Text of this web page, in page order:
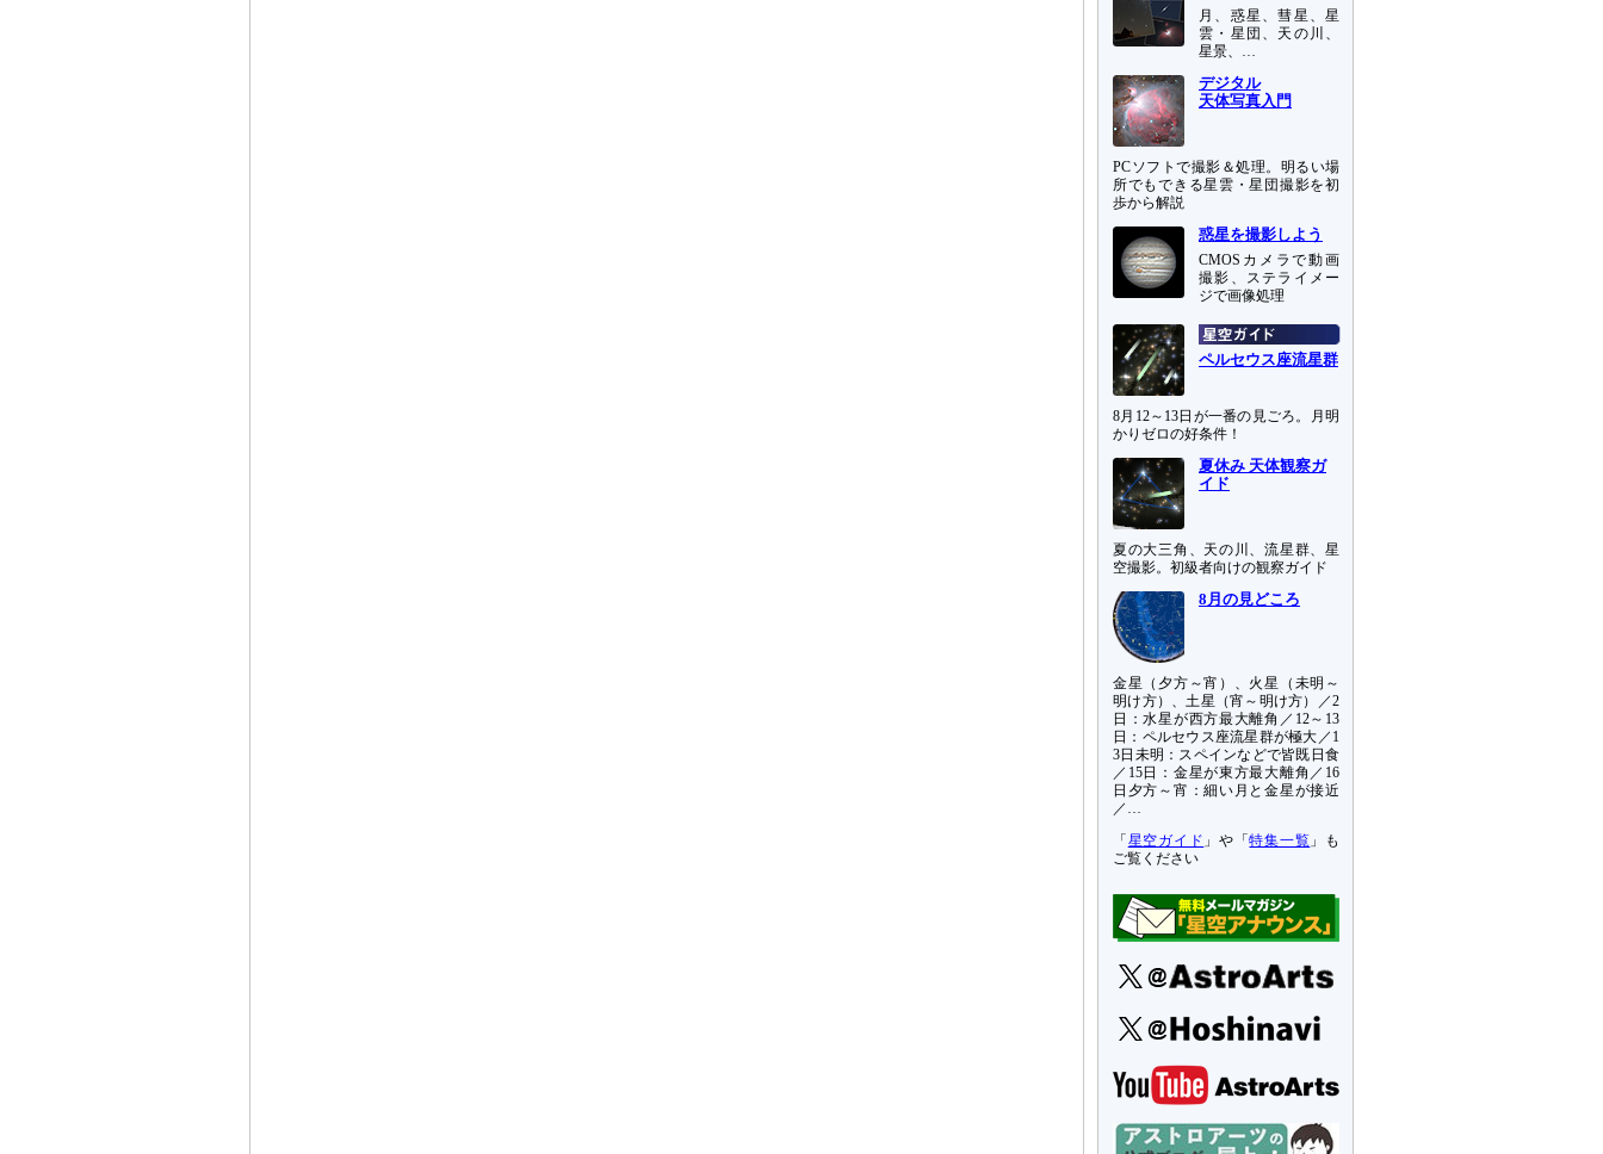
月、惑星、彗星、星
雲・星団、天の川、
星景、…
デジタル
天体写真入門
PCソフトで撮影＆処理。明るい場
所でもできる星雲・星団撮影を初
歩から解説
惑星を撮影しよう
CMOSカメラで動画
撮影、ステライメー
ジで画像処理
ペルセウス座流星群
8月12～13日が一番の見ごろ。月明
かりゼロの好条件！
夏休み 天体観察ガ
イド
夏の大三角、天の川、流星群、星
空撮影。初級者向けの観察ガイド
8月の見どころ
金星（夕方～宵）、火星（未明～
明け方）、土星（宵～明け方）／2
日：水星が西方最大離角／12～13
日：ペルセウス座流星群が極大／1
3日未明：スペインなどで皆既日食
／15日：金星が東方最大離角／16
日夕方～宵：細い月と金星が接近
／…
「 星空ガイド 」や「特集一覧 」も
ご覧ください